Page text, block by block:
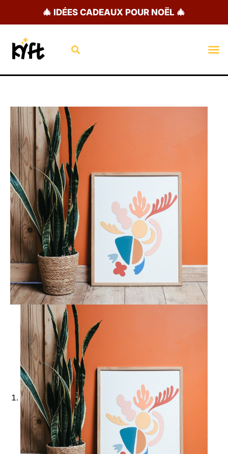
🎄 IDÉES CADEAUX POUR NOËL 🎄
Rechercher
Ajouter à ma Kyft list